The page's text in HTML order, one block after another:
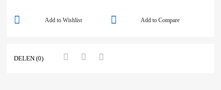
Add to Compare
Add to Wishlist
DELEN (0)